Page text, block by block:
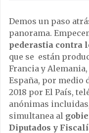
Demos un paso
panorama.
pederastia contra
que se están
Francia y Alemania,
España, por medio
2018 por El País,
anónimas
simultanea al
Diputados y